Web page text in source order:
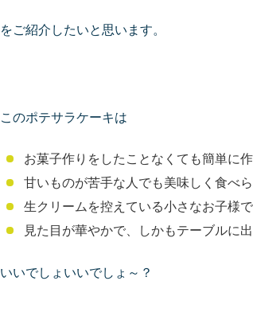
をご紹介したいと思います。
このポテサラケーキは
お菓子作りをしたことなくても簡単に
甘いものが苦手な人でも美味しく食べ
生クリームを控えている小さなお子様
見た目が華やかで、しかもテーブルに
いいでしょいいでしょ～？